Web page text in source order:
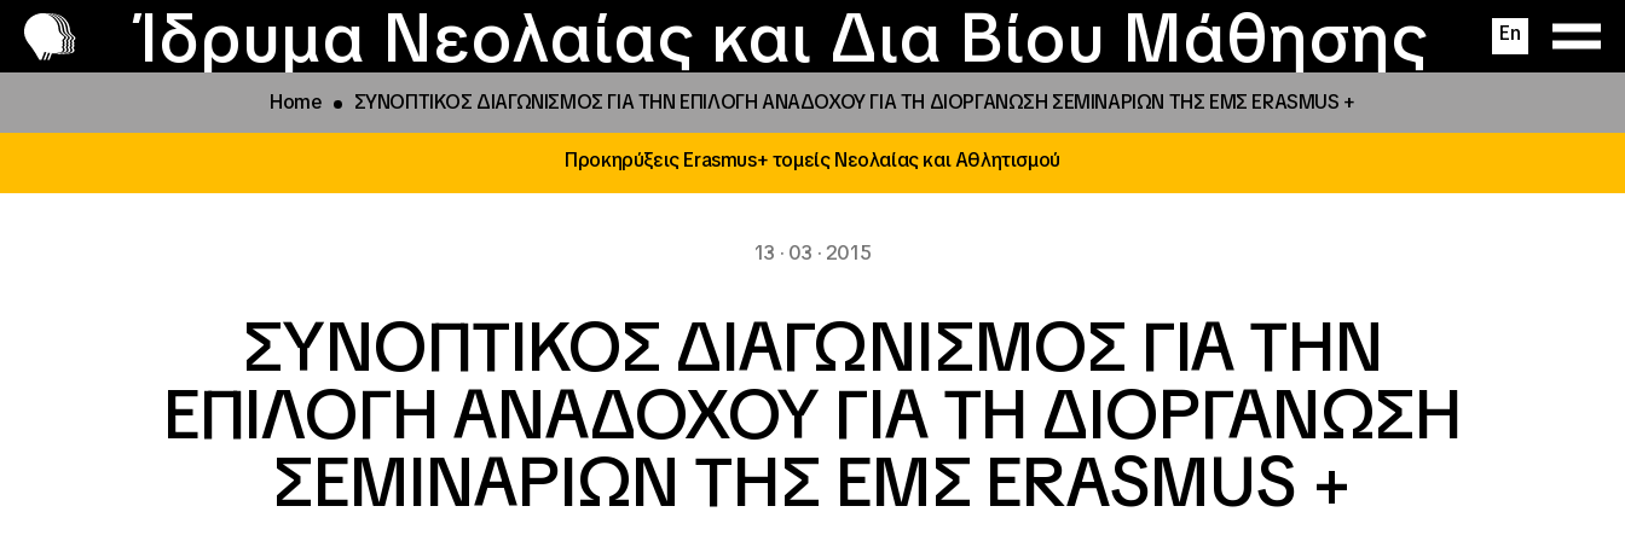
Ίδρυμα Νεολαίας και Δια Βίου Μάθησης En
Το ΙΝΕΔΙΒΙΜ
Προγράμματα και δράσεις
Φοιτητικές Εστίες
Παραχώρηση αιγίδας
Νέα
Επικοινωνία
Home ΣΥΝΟΠΤΙΚΟΣ ΔΙΑΓΩΝΙΣΜΟΣ ΓΙΑ ΤΗΝ ΕΠΙΛΟΓΗ ΑΝΑΔΟΧΟΥ ΓΙΑ ΤΗ ΔΙΟΡΓΑΝΩΣΗ ΣΕΜΙΝΑΡΙΩΝ ΤΗΣ ΕΜΣ ERASMUS +
Προκηρύξεις Erasmus+ τομείς Νεολαίας και Αθλητισμού
13 · 03 · 2015
ΣΥΝΟΠΤΙΚΟΣ ΔΙΑΓΩΝΙΣΜΟΣ ΓΙΑ ΤΗΝ
ΕΠΙΛΟΓΗ ΑΝΑΔΟΧΟΥ ΓΙΑ ΤΗ ΔΙΟΡΓΑΝΩΣΗ
ΣΕΜΙΝΑΡΙΩΝ ΤΗΣ ΕΜΣ ERASMUS +